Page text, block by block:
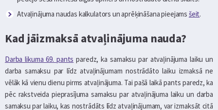
Atvaļinājuma naudas kalkulators un aprēķināšana pieejams šeit.
Kad jāizmaksā atvaļinājuma nauda?
Darba likuma 69. pants paredz, ka samaksu par atvaļinājuma laiku un
darba samaksu par līdz atvaļinājumam nostrādāto laiku izmaksā ne
vēlāk kā vienu dienu pirms atvaļinājuma. Tai pašā laikā pants paredz, ka
pēc rakstveida pieprasījuma samaksu par atvaļinājuma laiku un darba
samaksu par laiku, kas nostrādāts līdz atvaļinājumam, var izmaksāt citā